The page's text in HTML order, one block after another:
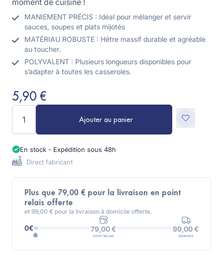
moment de cuisine !
MANIEMENT PRÉCIS : Idéal pour mélanger et servir
sauces, soupes et plats mijotés
MATÉRIAU ROBUSTE : Hêtre massif durable et agréable
au toucher.
POLYVALENT : Plusieurs longueurs disponibles pour
s’adapter à toutes les casseroles.
5,90 €
Ajouter au panier
En stock - Expédition sous 48h
Direct fabricant
Plus que 79,00 € pour la livraison en point
relais offerte
et 99,00 € pour la livraison à domicile offerte.
0€ 79,00 €
POINT RELAIS
99,00 €
DOMICILE